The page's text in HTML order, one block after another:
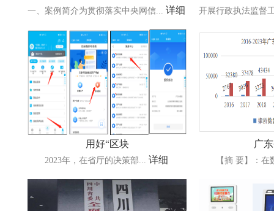
一、案例简介为贯彻落实中央网信... 详细 开展行政执法监督
用好“区块
2023年，在省厅的决策部... 详细
广
【摘 要】：在